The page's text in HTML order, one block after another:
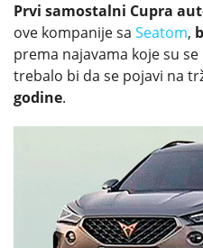
Prvi samostalni Cupra
ove kompanije sa Seatom,
prema najavama koje su
trebalo bi da se pojavi na
godine.